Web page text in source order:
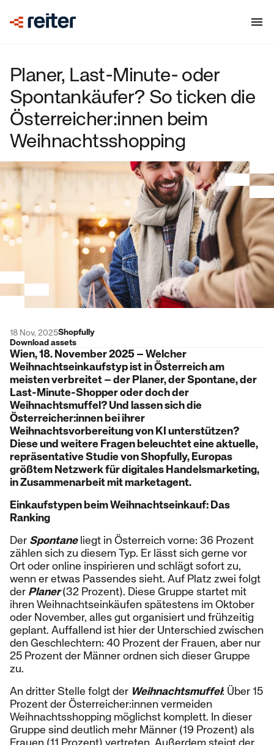
Planer, Last-Minute- oder
Spontankäufer? So ticken die
Österreicher:innen beim
Weihnachtsshopping
18 Nov, 2025Shopfully
Download assets
Wien, 18. November 2025 – Welcher
Weihnachtseinkaufstyp ist in Österreich am
meisten verbreitet – der Planer, der Spontane, der
Last-Minute-Shopper oder doch der
Weihnachtsmuffel? Und lassen sich die
Österreicher:innen bei ihrer
Weihnachtsvorbereitung von KI unterstützen?
Diese und weitere Fragen beleuchtet eine aktuelle,
repräsentative Studie von Shopfully, Europas
größtem Netzwerk für digitales Handelsmarketing,
in Zusammenarbeit mit marketagent.
Einkaufstypen beim Weihnachtseinkauf: Das
Ranking
Der Spontaneliegt in Österreich vorne: 36 Prozent
zählen sich zu diesem Typ. Er lässt sich gerne vor
Ort oder online inspirieren und schlägt sofort zu,
wenn er etwas Passendes sieht. Auf Platz zwei folgt
der Planer(32 Prozent). Diese Gruppe startet mit
ihren Weihnachtseinkäufen spätestens im Oktober
oder November, alles gut organisiert und frühzeitig
geplant. Auffallend ist hier der Unterschied zwischen
den Geschlechtern: 40 Prozent der Frauen, aber nur
25 Prozent der Männer ordnen sich dieser Gruppe
zu.
An dritter Stelle folgt der Weihnachtsmuffel: Über 15
Prozent der Österreicher:innen vermeiden
Weihnachtsshopping möglichst komplett. In dieser
Gruppe sind deutlich mehr Männer (19 Prozent) als